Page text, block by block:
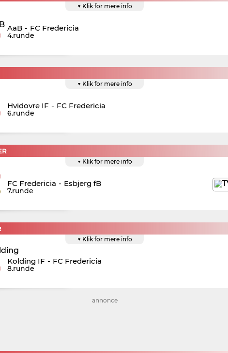
▼ Klik for mere info
AaB - FC Fredericia
4.runde
▼ Klik for mere info
Hvidovre IF - FC Fredericia
6.runde
▼ Klik for mere info
FC Fredericia - Esbjerg fB
7.runde
▼ Klik for mere info
Kolding IF - FC Fredericia
8.runde
annonce